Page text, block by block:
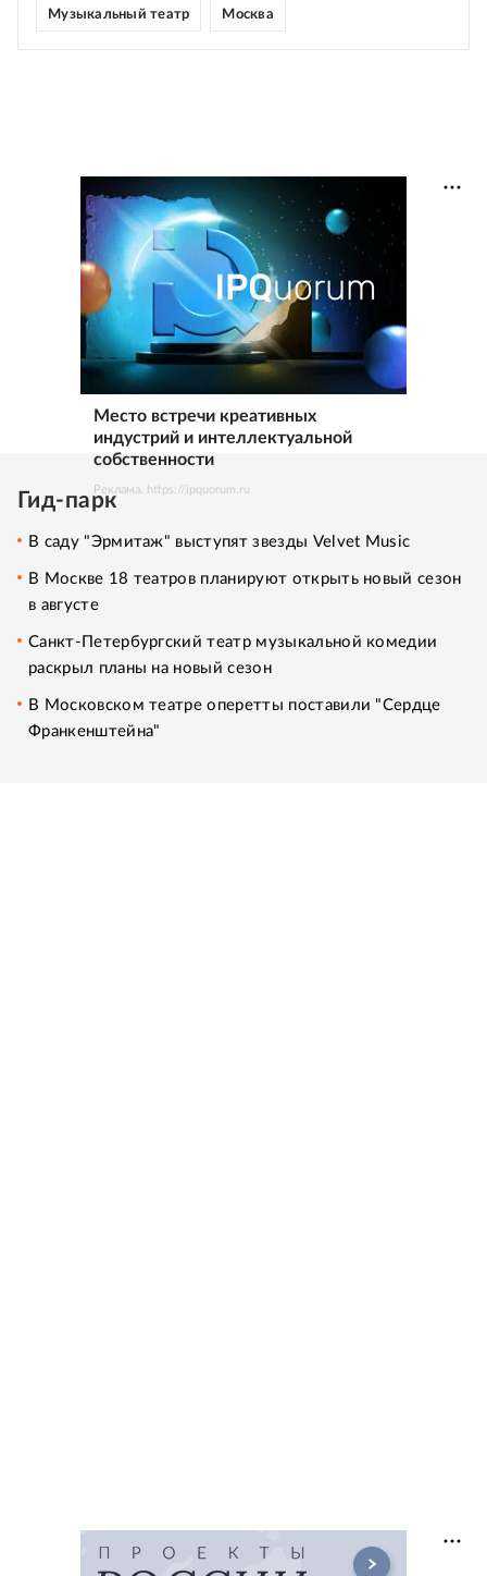
Музыкальный театр Москва
Место встречи креативных
индустрий и интеллектуальной
собственности
Реклама. https://ipquorum.ru
Гид-парк
В саду "Эрмитаж" выступят звезды Velvet Music
В Москве 18 театров планируют открыть новый сезон
в августе
Санкт-Петербургский театр музыкальной комедии
раскрыл планы на новый сезон
В Московском театре оперетты поставили "Сердце
Франкенштейна"